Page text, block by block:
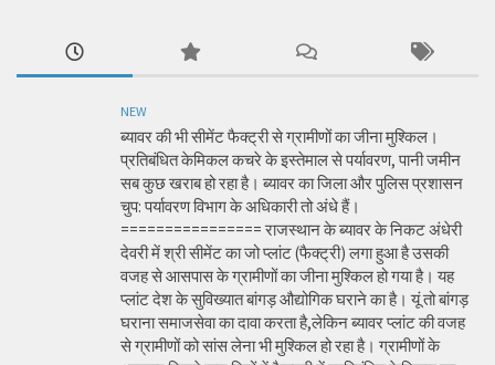
NEW
ब्यावर की भी सीमेंट फैक्ट्री से ग्रामीणों का जीना मुश्किल।
प्रतिबंधित केमिकल कचरे के इस्तेमाल से पर्यावरण, पानी जमीन
सब कुछ खराब हो रहा है। ब्यावर का जिला और पुलिस प्रशासन
चुप: पर्यावरण विभाग के अधिकारी तो अंधे हैं।
================ राजस्थान के ब्यावर के निकट अंधेरी
देवरी में श्री सीमेंट का जो प्लांट (फैक्ट्री) लगा हुआ है उसकी
वजह से आसपास के ग्रामीणों का जीना मुश्किल हो गया है। यह
प्लांट देश के सुविख्यात बांगड़ औद्योगिक घराने का है। यूं तो बांगड़
घराना समाजसेवा का दावा करता है,लेकिन ब्यावर प्लांट की वजह
से ग्रामीणों को सांस लेना भी मुश्किल हो रहा है। ग्रामीणों के